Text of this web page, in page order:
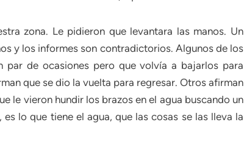
zona. Le pidieron que levantara las manos. Un
y los informes son contradictorios. Algunos de los
par de ocasiones pero que volvía a bajarlos para
que se dio la vuelta para regresar. Otros afirman
le vieron hundir los brazos en el agua buscando un
lo que tiene el agua, que las cosas se las lleva la